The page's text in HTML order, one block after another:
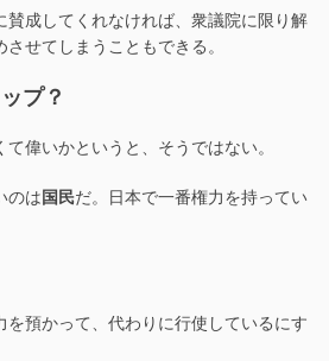
賛成してくれなければ、衆議院に限り解
せてしまうこともできる。
プ？
偉いかというと、そうではない。
のは国民だ。日本で一番権力を持ってい
を預かって、代わりに行使しているにす